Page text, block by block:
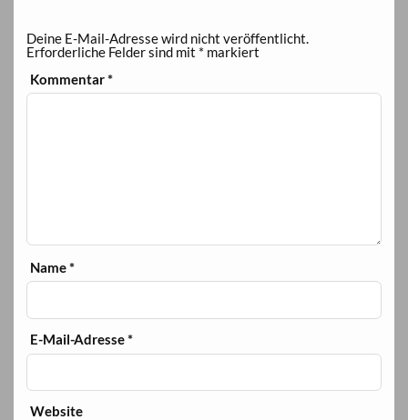
Deine E-Mail-Adresse wird nicht veröffentlicht.
Erforderliche Felder sind mit * markiert
Kommentar*
Name*
E-Mail-Adresse*
Website